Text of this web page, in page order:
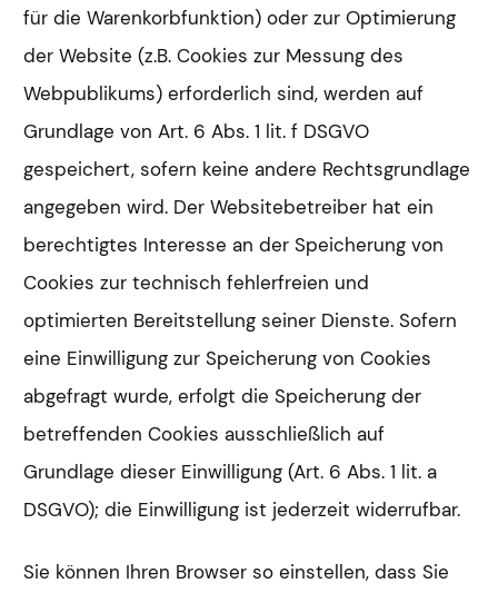
für die Warenkorbfunktion) oder zur Optimierung
der Website (z.B. Cookies zur Messung des
Webpublikums) erforderlich sind, werden auf
Grundlage von Art. 6 Abs. 1 lit. f DSGVO
gespeichert, sofern keine andere Rechtsgrundlage
angegeben wird. Der Websitebetreiber hat ein
berechtigtes Interesse an der Speicherung von
Cookies zur technisch fehlerfreien und
optimierten Bereitstellung seiner Dienste. Sofern
eine Einwilligung zur Speicherung von Cookies
abgefragt wurde, erfolgt die Speicherung der
betreffenden Cookies ausschließlich auf
Grundlage dieser Einwilligung (Art. 6 Abs. 1 lit. a
DSGVO); die Einwilligung ist jederzeit widerrufbar.
Sie können Ihren Browser so einstellen, dass Sie